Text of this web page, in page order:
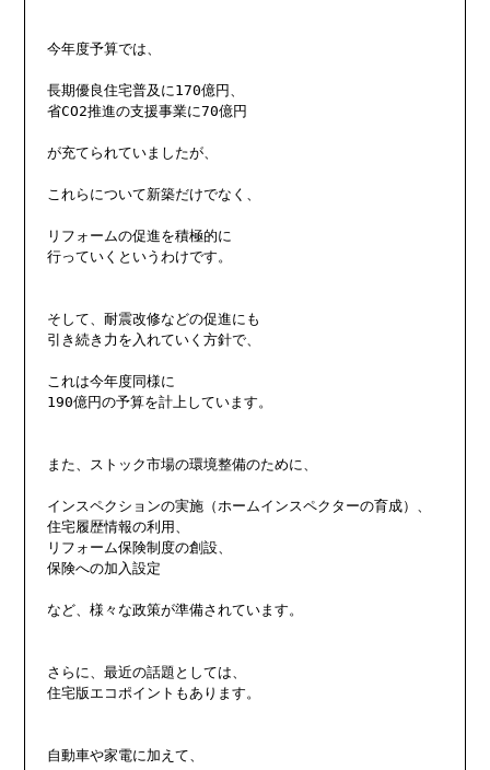
今年度予算では、
長期優良住宅普及に170億円、
省CO2推進の支援事業に70億円
が充てられていましたが、
これらについて新築だけでなく、
リフォームの促進を積極的に
行っていくというわけです。
そして、耐震改修などの促進にも
引き続き力を入れていく方針で、
これは今年度同様に
190億円の予算を計上しています。
また、ストック市場の環境整備のために、
インスペクションの実施（ホームインスペクターの育成）、
住宅履歴情報の利用、
リフォーム保険制度の創設、
保険への加入設定
など、様々な政策が準備されています。
さらに、最近の話題としては、
住宅版エコポイントもあります。
自動車や家電に加えて、